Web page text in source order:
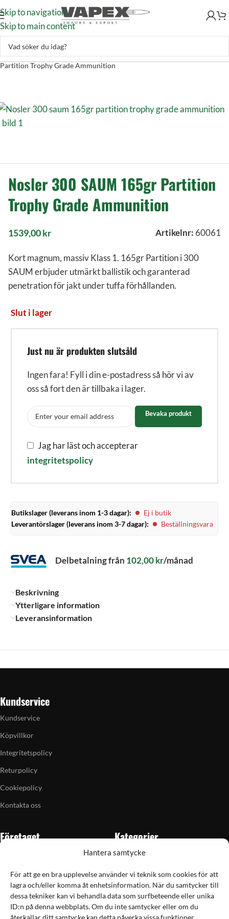
Hantera samtycke
För att ge en bra upplevelse använder vi teknik som cookies för att
lagra och/eller komma åt enhetsinformation. När du samtycker till
dessa tekniker kan vi behandla data som surfbeteende eller unika
ID:n på denna webbplats. Om du inte samtycker eller om du
återkallar ditt samtycke kan detta påverka vissa funktioner
Skip to navigation
Skip to main content
Skytte–Ammunition–Kulammunition–Nosler 300 SAUM 165gr
Partition Trophy Grade Ammunition
Nosler 300 SAUM 165gr Partition
Trophy Grade Ammunition
1539,00kr Artikelnr: 60061
Kort magnum, massiv Klass 1. 165gr Partition i 300
SAUM erbjuder utmärkt ballistik och garanterad
penetration för jakt under tuffa förhållanden.
Slut i lager
Just nu är produkten slutsåld
Ingen fara! Fyll i din e-postadress så hör vi av
oss så fort den är tillbaka i lager.
Bevaka produkt
Jag har läst och accepterar
integritetspolicy
Butikslager (leverans inom 1-3 dagar):
Ej i butik
Leverantörslager (leverans inom 3-7 dagar):
Beställningsvara
Delbetalning från 102,00kr/månad
Beskrivning
Ytterligare information
Leveransinformation
Kundservice
Kundservice
Köpvillkor
Integritetspolicy
Returpolicy
Cookiepolicy
Kontakta oss
Företaget
Butiken i Vellinge
Artiklar
Grain till gram-kalkylator
Kategorier
Skytte
Jakt & fiske
Handladdning
Optik